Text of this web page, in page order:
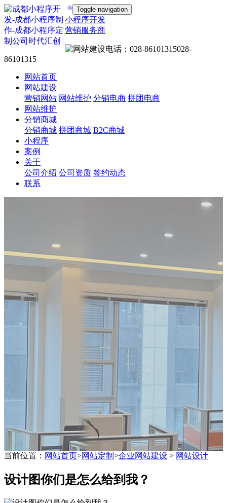
Toggle navigation
®
小程序开发
营销服务商
028-
86101315
网站首页
网站建设
营销网站 网站维护 分销电商 拼团电商
网站维护
分销商城
分销商城 拼团商城 B2C商城
小程序
案例
关于
公司介绍 公司资质 签约动态
联系
带后台管理系统
当前位置： 网站首页>网站定制 >企业网站建设 > 网站设计
设计图你们是怎么给到我？